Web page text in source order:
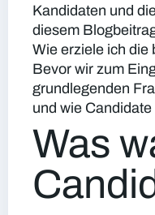
Kandidaten und
diesem
Wie erziele ich die
Bevor wir zum
grundlegenden
und wie
Was